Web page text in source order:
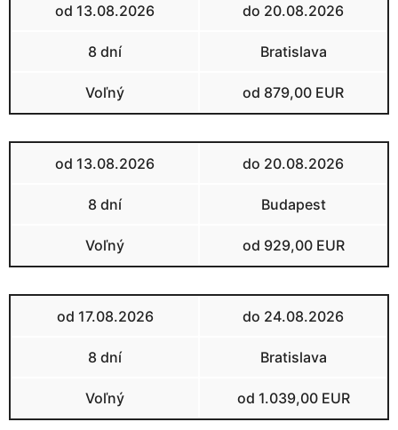
od 13.08.2026 do 20.08.2026
8 dní Bratislava
Voľný od 879,00 EUR
od 13.08.2026 do 20.08.2026
8 dní Budapest
Voľný od 929,00 EUR
od 17.08.2026 do 24.08.2026
8 dní Bratislava
Voľný od 1.039,00 EUR